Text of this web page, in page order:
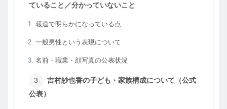
ていること／分かっていないこと
報道で明らかになっている点
一般男性という表現について
名前・職業・顔写真の公表状況
吉村紗也香の子ども・家族構成について（公式
公表）